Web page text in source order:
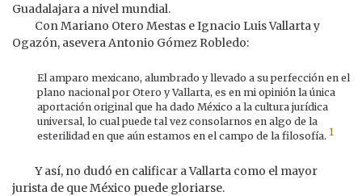
Guadalajara a nivel mundial.
Con Mariano Otero Mestas e Ignacio Luis Vallarta y
Ogazón, asevera Antonio Gómez Robledo:
El amparo mexicano, alumbrado y llevado a su perfección en el
plano nacional por Otero y Vallarta, es en mi opinión la única
aportación original que ha dado México a la cultura jurídica
universal, lo cual puede tal vez consolarnos en algo de la
esterilidad en que aún estamos en el campo de la filosofía. 1
Y así, no dudó en calificar a Vallarta como el mayor
jurista de que México puede gloriarse.